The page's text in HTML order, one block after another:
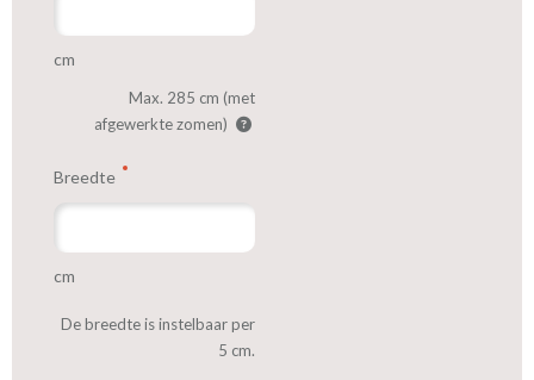
cm
Max. 285 cm (met
afgewerkte zomen)
Breedte
cm
De breedte is instelbaar per
5 cm.